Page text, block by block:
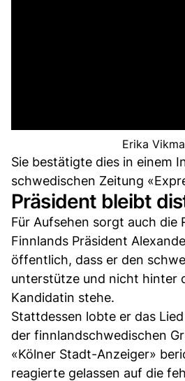
Erika
Sie bestätigte dies in einem
schwedischen Zeitung
Präsident bleibt
Für Aufsehen sorgt auch die
Finnlands Präsident
öffentlich, dass er den
unterstütze und nicht hinter
Kandidatin stehe.
Stattdessen lobte er das
der finnlandschwedischen
«Kölner Stadt-Anzeiger»
reagierte gelassen auf die